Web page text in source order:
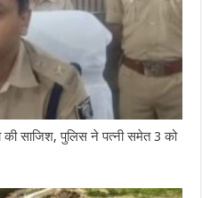
की साजिश, पुलिस ने पत्नी समेत 3 को